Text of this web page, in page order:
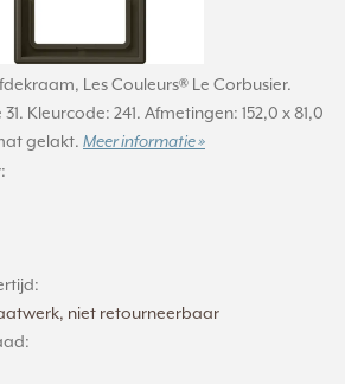
Les Couleurs® Le Corbusier.
Kleurcode: 241. Afmetingen: 152,0 x 81,0
gelakt. Meer informatie »
niet retourneerbaar